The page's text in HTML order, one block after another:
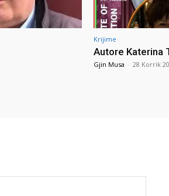
Krijime
Autore Katerina
Gjin Musa - 28 Korrik